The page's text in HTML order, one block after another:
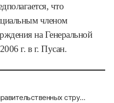
что
членом
на Генеральной
г. в г. Пусан.
Сотрудники зарубежных правительственных структур, направленные в провинцию Кенсанбук-до, посетили Секретариат АРАССВА